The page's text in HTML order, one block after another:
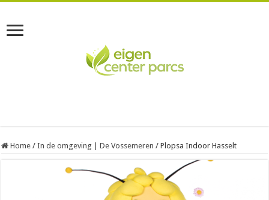
Home / In de omgeving | De Vossemeren / Plopsa Indoor Hasselt